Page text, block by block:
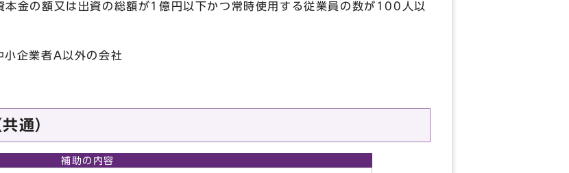
本金の額又は出資の総額が1億円以下かつ常時使用する従業員の数が100人以
小企業者A以外の会社
通）
補助の内容